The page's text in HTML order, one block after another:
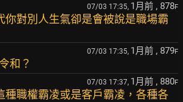
07/03 17:35, 1月前 , 878F
你對別人生氣卻是會被說是職場霸
07/03 17:35, 1月前 , 879F
和？
07/03 17:37, 1月前 , 880F
種職權霸凌或是客戶霸凌，各種各